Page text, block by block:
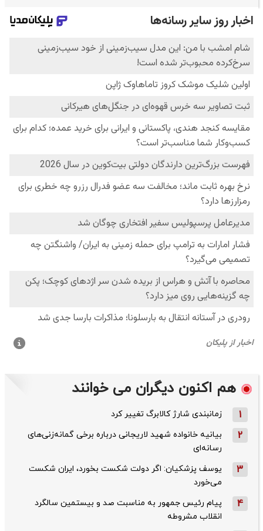
هم اکنون دیگران می خوانند
1 زمانبندی شارژ کالابرگ تغییر کرد
2
بیانیه خانواده شهید لاریجانی درباره برخی گمانه‌زنی‌های
رسانه‌ای
3
یوسف پزشکیان: اگر دولت شکست بخورد، ایران شکست
می‌خورد
4
پیام رئیس جمهور به مناسبت صد و بیستمین سالگرد
انقلاب مشروطه